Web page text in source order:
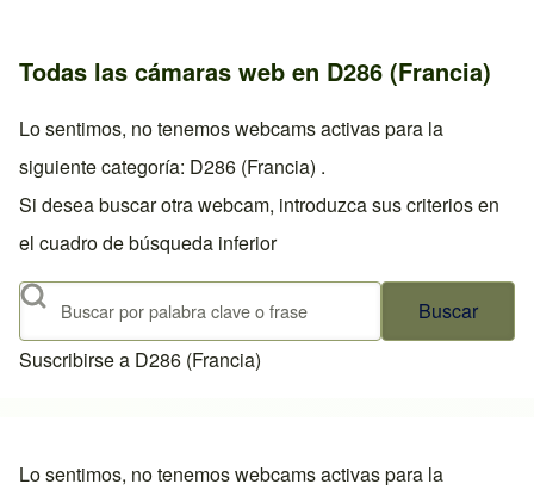
Todas las cámaras web en D286 (Francia)
Lo sentimos, no tenemos webcams activas para la
siguiente categoría: D286 (Francia) .
Si desea buscar otra webcam, introduzca sus criterios en
el cuadro de búsqueda inferior
Buscar
Suscribirse a D286 (Francia)
Lo sentimos, no tenemos webcams activas para la